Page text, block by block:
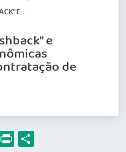
DE MÉDICOS
e
de
Print